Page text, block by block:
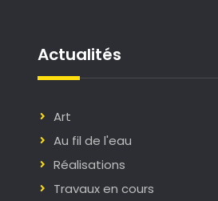
Actualités
Art
Au fil de l'eau
Réalisations
Travaux en cours